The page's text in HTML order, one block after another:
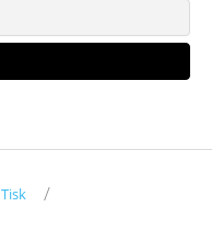
Tisk /